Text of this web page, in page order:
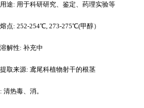
用途: 用于科研研究、鉴定、药理实验等
熔点: 252-254℃, 273-275℃(甲醇）
溶解性: 补充中
提取来源: 鸢尾科植物射干的根茎
: 清热毒、消。